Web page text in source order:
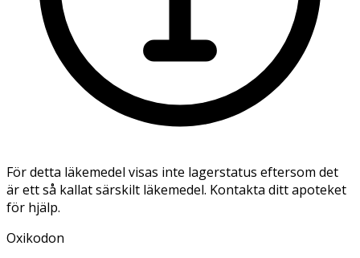
För detta läkemedel visas inte lagerstatus eftersom det
är ett så kallat särskilt läkemedel. Kontakta ditt apoteket
för hjälp.
Oxikodon